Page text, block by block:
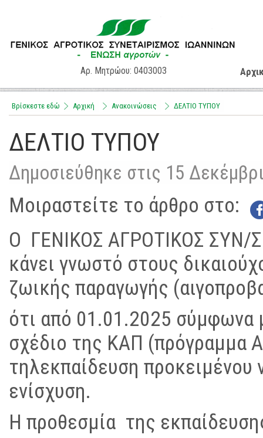
Αρ. Μητρώου: 0403003
Βρίσκεστε εδώ Αρχική Aνακοινώσεις ΔΕΛΤΙΟ ΤΥΠΟΥ
ΔΕΛΤΙΟ ΤΥΠΟΥ
Δημοσιεύθηκε στις 15
Μοιραστείτε το άρθρο στο:
Ο ΓΕΝΙΚΟΣ ΑΓΡΟΤΙΚΟΣ ΣΥΝ/
κάνει γνωστό στους
ζωικής παραγωγής
ότι από 01.01.2025 σύμφωνα
σχέδιο της ΚΑΠ (πρόγραμμα
τηλεκπαίδευση προκειμένου
ενίσχυση.
Η προθεσμία της